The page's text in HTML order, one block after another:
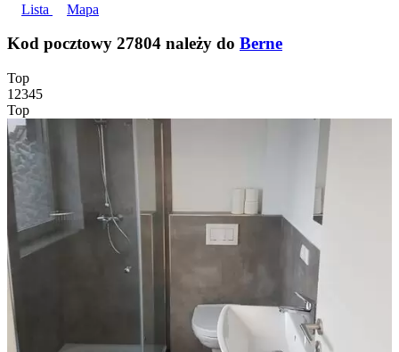
Lista
Mapa
Kod pocztowy 27804 należy do Berne
Top
1 2345
Top